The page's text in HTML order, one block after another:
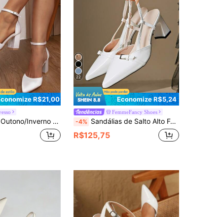
R$21,00
com Couro Envernizado e Pérolas Falsas, Elegantes, Bombas Femininas, Elegantes, Looks de Casamento
22
Economize R$5,24
FemmeFancy Shoes
-4% Sandálias de Salto Alto Femininas Primavera/Verão, Cor Sólida, Estilo Fashion Commute Nightclub, Sexy para Festa, Elegantes, Bico Fino, Salto Grosso, Material PU, Slip-On, com Tira Traseira, Salto Quadrado, para Casamento, Festa e Uso Externo, Preto, Bege, Damasco, Combinam com Saia e Vestido
R$125,75